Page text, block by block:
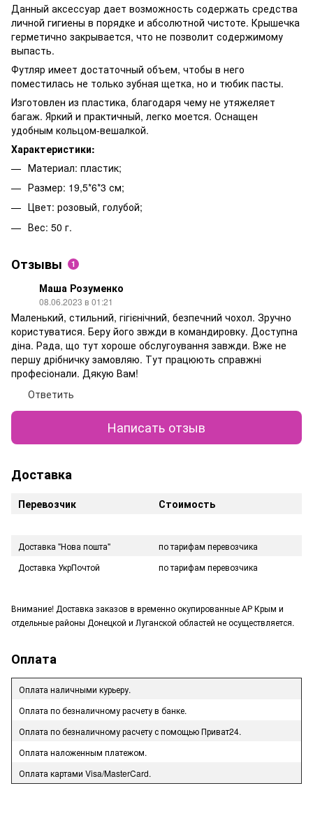
Данный аксессуар дает возможность содержать средства
личной гигиены в порядке и абсолютной чистоте. Крышечка
герметично закрывается, что не позволит содержимому
выпасть.
Футляр имеет достаточный объем, чтобы в него
поместилась не только зубная щетка, но и тюбик пасты.
Изготовлен из пластика, благодаря чему не утяжеляет
багаж. Яркий и практичный, легко моется. Оснащен
удобным кольцом-вешалкой.
Характеристики:
Материал: пластик;
Размер: 19,5*6*3 см;
Цвет: розовый, голубой;
Вес: 50 г.
Отзывы 1
Маша Розуменко
08.06.2023 в 01:21
Маленький, стильний, гігієнічний, безпечний чохол. Зручно
користуватися. Беру його звжди в командировку. Доступна
діна. Рада, що тут хороше обслугоування завжди. Вже не
першу дрібничку замовляю. Тут працюють справжні
професіонали. Дякую Вам!
Ответить
Написать отзыв
Доставка
Перевозчик Стоимость
Доставка "Нова пошта"
по тарифам перевозчика
Доставка УкрПочтой
по тарифам перевозчика
Внимание! Доставка заказов в временно окупированные АР Крым и
отдельные районы Донецкой и Луганской областей не осуществляется.
Оплата
Оплата наличными курьеру.
Оплата по безналичному расчету в банке.
Оплата по безналичному расчету с помощью Приват24.
Оплата наложенным платежом.
Оплата картами Visa/MasterCard.